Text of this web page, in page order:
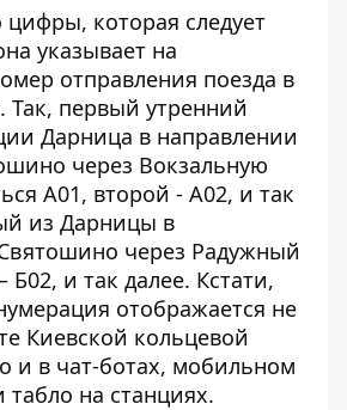
которая следует
указывает на
отправления поезда в
Так, первый утренний
Дарница в направлении
через Вокзальную
А01, второй - А02, и так
из Дарницы в
через Радужный
Б02, и так далее. Кстати,
отображается не
Киевской кольцевой
и в чат-ботах, мобильном
на станциях.